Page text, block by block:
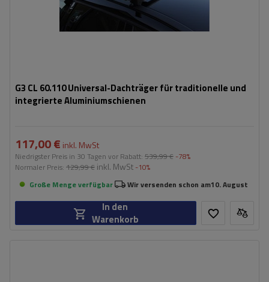
G3 CL 60.110 Universal-Dachträger für traditionelle und
integrierte Aluminiumschienen
117,00 € inkl. MwSt
Niedrigster Preis in 30 Tagen vor Rabatt: 539,99 € -78%
Normaler Preis: 129,99 € inkl. MwSt -10%
Große Menge verfügbar
Wir versenden schon am10. August
In den
Warenkorb